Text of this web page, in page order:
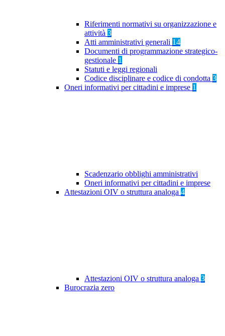
Riferimenti normativi su organizzazione e
attività 3
Atti amministrativi generali 14
Documenti di programmazione strategico-
gestionale 1
Statuti e leggi regionali
Codice disciplinare e codice di condotta 3
Oneri informativi per cittadini e imprese 1
Scadenzario obblighi amministrativi
Oneri informativi per cittadini e imprese
Attestazioni OIV o struttura analoga 4
Attestazioni OIV o struttura analoga 3
Burocrazia zero